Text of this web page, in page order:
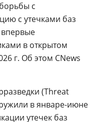
с
с утечками баз
в открытом
г. Об этом CNews
(Threat
в январе-июне
утечек баз